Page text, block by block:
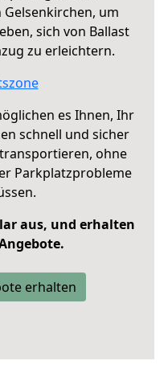
um
sich von Ballast
zu erleichtern.
es Ihnen, Ihr
schnell und sicher
ohne
Parkplatzprobleme
aus, und erhalten
erhalten